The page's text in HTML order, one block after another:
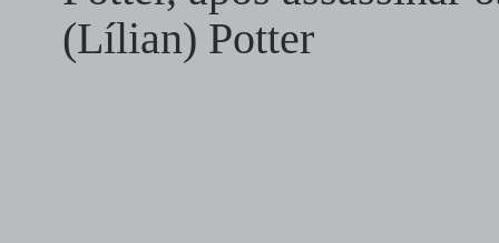
(Lílian) Potter